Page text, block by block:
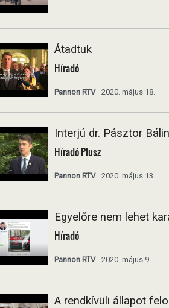
Átadtuk
Híradó
Pannon RTV 2020. május 18.
Interjú dr. Pásztor
Híradó Plusz
Pannon RTV 2020. május 13.
Egyelőre nem lehet
Híradó
Pannon RTV 2020. május 9.
A rendkívüli állapot